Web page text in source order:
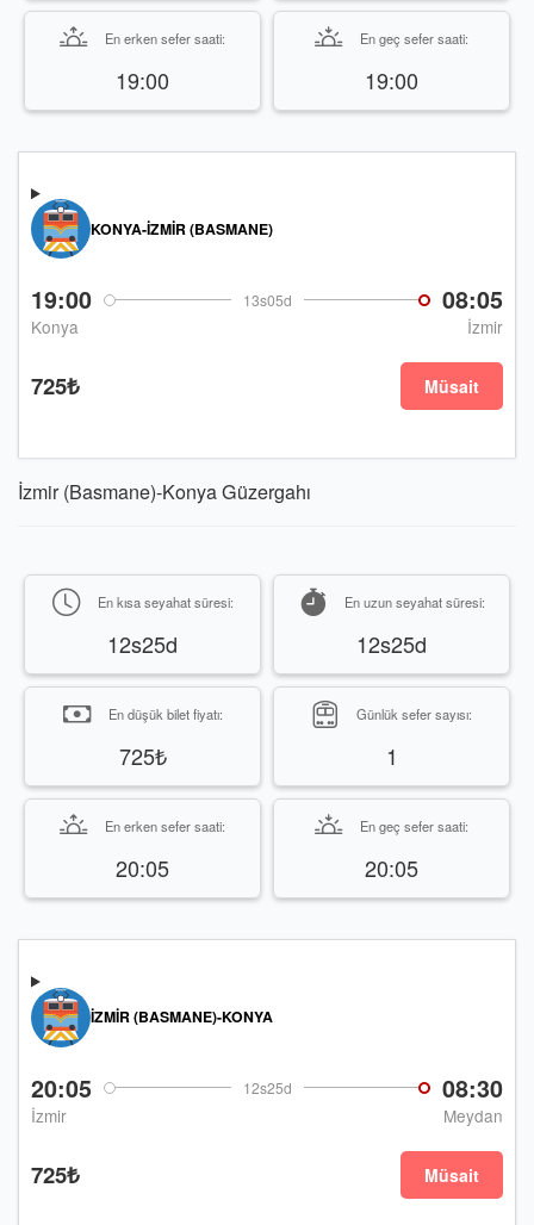
En erken sefer saati:
19:00
En geç sefer saati:
19:00
19:00 13s05d 08:05
Konya İzmir
KONYA-İZMIR (BASMANE)
725₺ Müsait
İzmir (Basmane)-Konya Güzergahı
En kısa seyahat süresi:
12s25d
En uzun seyahat süresi:
12s25d
En düşük bilet fiyatı:
725₺
Günlük sefer sayısı:
1
En erken sefer saati:
20:05
En geç sefer saati:
20:05
20:05 12s25d 08:30
İzmir Meydan
İZMIR (BASMANE)-KONYA
725₺ Müsait